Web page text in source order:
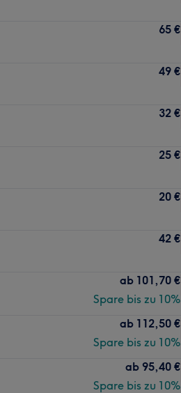
65 €
49 €
32 €
25 €
20 €
42 €
ab 101,70 €
Spare bis zu 10%
ab 112,50 €
Spare bis zu 10%
ab 95,40 €
Spare bis zu 10%